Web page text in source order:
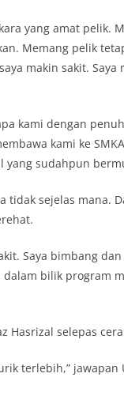
yang amat pelik.
Memang pelik
makin sakit.
kami dengan
kami ke
yang sudahpun
tidak sejelas mana.
Saya bimbang
bilik program
Hasrizal selepas
terlebih,” jawapan